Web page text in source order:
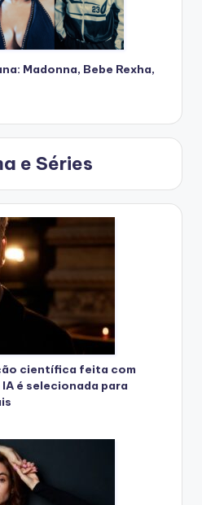
Madonna, Bebe Rexha,
e Séries
científica feita com
é selecionada para